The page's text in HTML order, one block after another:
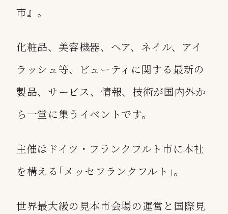
市』。
化粧品、美容機器、ヘア、ネイル、アイ
ラッシュ等、ビューティに関する最新の
製品、サービス、情報、技術が国内外か
ら一堂に集うイベントです。
主催はドイツ・フランクフルト市に本社
を構える｢メッセフランクフルト｣。
世界最大級の見本市会場の運営と国際見